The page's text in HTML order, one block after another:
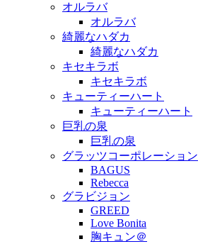
オルラバ
オルラバ
綺麗なハダカ
綺麗なハダカ
キセキラボ
キセキラボ
キューティーハート
キューティーハート
巨乳の泉
巨乳の泉
グラッツコーポレーション
BAGUS
Rebecca
グラビジョン
GREED
Love Bonita
胸キュン＠